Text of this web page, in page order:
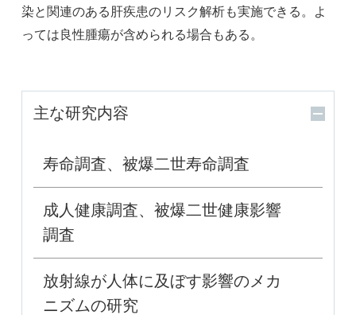
染と関連のある肝疾患のリスク解析も実施できる。よ
っては良性腫瘍が含められる場合もある。
主な研究内容
寿命調査、被爆二世寿命調査
成人健康調査、被爆二世健康影響
調査
放射線が人体に及ぼす影響のメカ
ニズムの研究